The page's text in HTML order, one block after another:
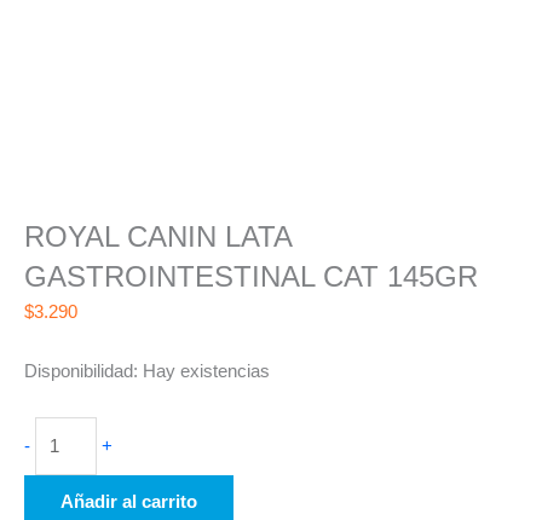
ROYAL CANIN LATA
GASTROINTESTINAL CAT 145GR
$3.290
Disponibilidad: Hay existencias
-
ROYAL
GASTROINTESTINAL
+
Añadir al carrito